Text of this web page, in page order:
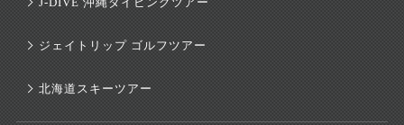
ジェイトリップ ゴルフツアー
北海道スキーツアー